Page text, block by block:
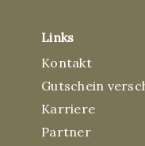
Links
Kontakt
Gutschein
Karriere
Partner